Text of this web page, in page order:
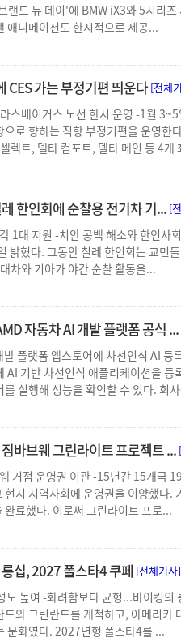
랜드 뉴 데이'에 BMW iX3와 5시리
애니메이션도 한시적으로 제공...
CES 가는 부정기편 띄운다 [전체
스베이거스 노선 한시 운영 -1월
으로 향하는 직항 부정기편을 운영한
렉트, 델타 컴포트, 델타 메인 등 4개
한인회에 순찰용 전기차 기... [
1대 지원 -치안 공백 해소와 한인사
밝혔다. 그동안 칠레 한인회는 교민
차와 기아가 야간 순찰 활동을...
자동차 AI 개발 플랫폼 공식 ...
플랫폼 앱스토어에 차선인식 AI 등
AI 기반 차선인식 애플리케이션을
를 실행해 성능을 확인할 수 있다. 회
바브웨 그린라이트 프로젝트 ...
거점 운영권 이관 -15년간 15개국
현지 지역사회에 운영권을 이양했다.
완료했다. 이로써 그린라이트 프로...
십, 2027 폴스타4 쿠페 [전체기사]
도 높여 -화려함보다 균형...바이킹의
드와 그린란드를 개척하고, 아메리
문화였다. 2027년형 폴스타4를 ...